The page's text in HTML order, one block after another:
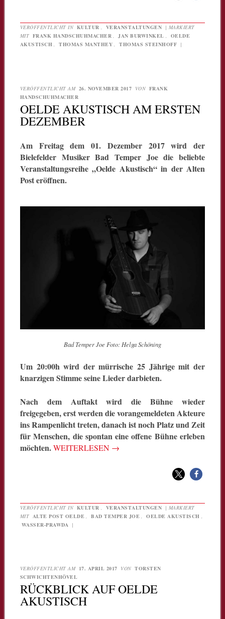
VERÖFFENTLICHT IN KULTUR , VERANSTALTUNGEN | MARKIERT
MIT FRANK HANDSCHUHMACHER , JAN BURWINKEL ,
OELDE
AKUSTISCH , THOMAS MANTHEY , THOMAS STEINHOFF |
VERÖFFENTLICHT AM 26. NOVEMBER 2017 VON FRANK
HANDSCHUHMACHER
OELDE AKUSTISCH AM ERSTEN
DEZEMBER
Am Freitag dem 01. Dezember 2017 wird der
Bielefelder Musiker Bad Temper Joe die beliebte
Veranstaltungsreihe „Oelde Akustisch“ in der Alten
Post eröffnen.
Bad Temper Joe Foto: Helga Schöning
Um 20:00h wird der mürrische 25 Jährige mit der
knarzigen Stimme seine Lieder darbieten.
Nach dem Auftakt wird die Bühne wieder
freigegeben, erst werden die vorangemeldeten Akteure
ins Rampenlicht treten, danach ist noch Platz und Zeit
für Menschen, die spontan eine offene Bühne erleben
möchten.WEITERLESEN →
VERÖFFENTLICHT IN KULTUR , VERANSTALTUNGEN | MARKIERT
MIT ALTE POST OELDE , BAD TEMPER JOE , OELDE AKUSTISCH ,
WASSER-PRAWDA |
VERÖFFENTLICHT AM 17. APRIL 2017 VON TORSTEN
SCHWICHTENHÖVEL
RÜCKBLICK AUF OELDE
AKUSTISCH